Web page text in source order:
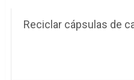
Reciclar cápsulas de